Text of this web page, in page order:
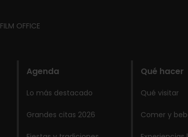
FILM OFFICE
Agenda
Lo más destacado
Grandes citas 2026
Qué hacer
Qué visitar
Comer y